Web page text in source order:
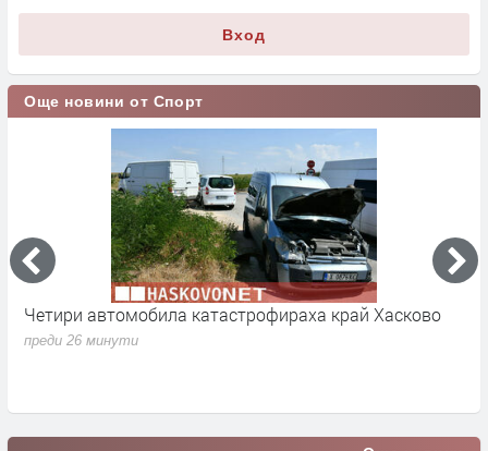
Вход
Още новини от Спорт
Четири автомобила катастрофираха край Хасково
преди 26 минути